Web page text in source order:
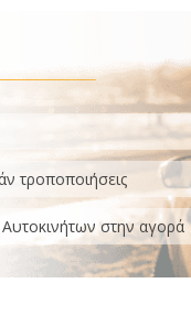
τροποποιήσεις
στην αγορά